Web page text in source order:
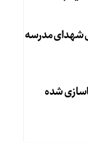
شهدای مدرسه
شده